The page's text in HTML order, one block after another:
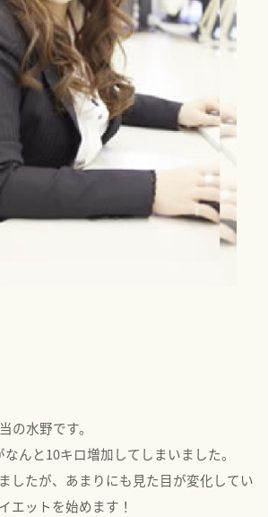
の水野です。
んと10キロ増加してしまいました。
したが、あまりにも見た目が変化してい
エットを始めます！